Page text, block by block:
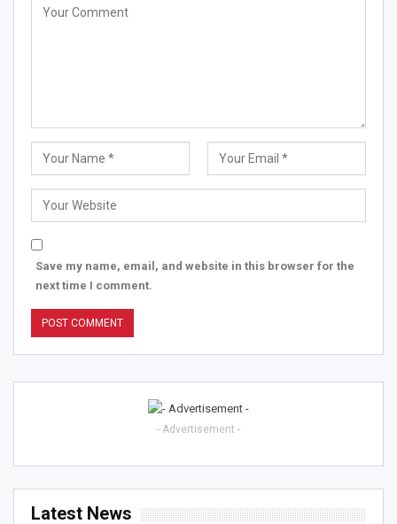
Save my name, email, and website in this browser for the
next time I comment.
- Advertisement -
Latest News